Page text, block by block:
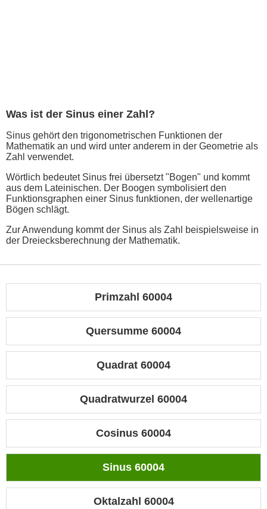
Was ist der Sinus einer Zahl?
Sinus gehört den trigonometrischen Funktionen der
Mathematik an und wird unter anderem in der Geometrie als
Zahl verwendet.
Wörtlich bedeutet Sinus frei übersetzt "Bogen" und kommt
aus dem Lateinischen. Der Boogen symbolisiert den
Funktionsgraphen einer Sinus funktionen, der wellenartige
Bögen schlägt.
Zur Anwendung kommt der Sinus als Zahl beispielsweise in
der Dreiecksberechnung der Mathematik.
Primzahl 60004
Quersumme 60004
Quadrat 60004
Quadratwurzel 60004
Cosinus 60004
Sinus 60004
Oktalzahl 60004